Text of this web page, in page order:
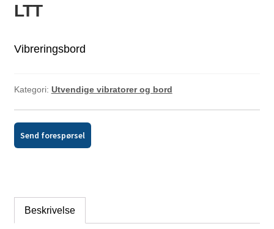
LTT
Vibreringsbord
Kategori: Utvendige vibratorer og bord
Send forespørsel
Beskrivelse